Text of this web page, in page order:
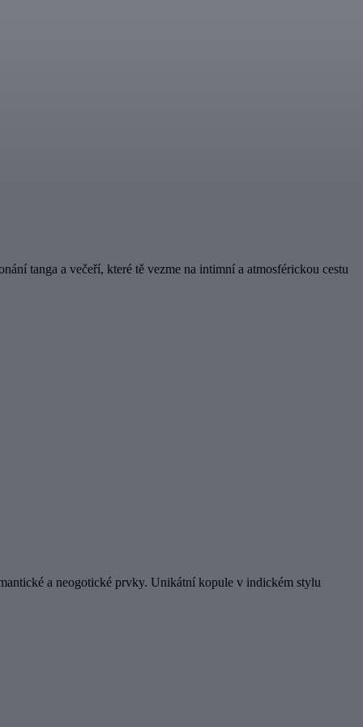
tanga a večeří, které tě vezme na intimní a atmosférickou cestu
a neogotické prvky. Unikátní kopule v indickém stylu